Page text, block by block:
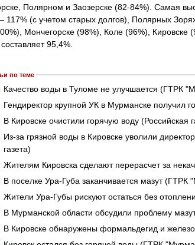
Полярном и Заозерске (82-84%). Самая
117% (с учетом старых долгов), Полярных
Мончегорске (98%), Коле (96%), Кировске
95,4%.
по теме
Качество воды в Туломе не улучшается (ГТРК
Гендиректор крупной УК в Мурманске получил
В Кировске очистили горячую воду (Российская
Из-за грязной воды в Кировске уволили
газета)
Жителям Кировска сделают перерасчет за
В поселке Ура-Губа заканчивается мазут (ГТРК
Жители Ура-Губы рискуют остаться без
В Мурманской области обсудили проблему
В Кировске обнаружены формальдегид и